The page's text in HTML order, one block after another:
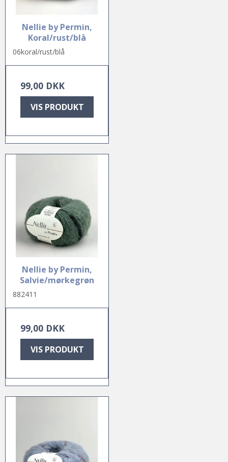
Nellie by Permin,
Koral/rust/blå
06koral/rust/blå
99,00 DKK
VIS PRODUKT
Nellie by Permin,
Salvie/mørkegrøn
882411
99,00 DKK
VIS PRODUKT